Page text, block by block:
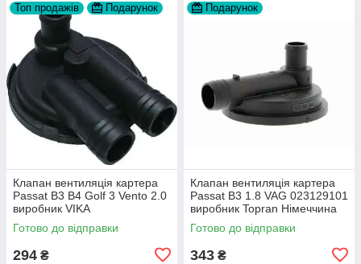
Топ продажів Подарунок
Клапан вентиляція картера
Passat B3 B4 Golf 3 Vento 2.0
виробник VIKA
Готово до відправки
294 ₴
Подарунок
Клапан вентиляція картера
Passat B3 1.8 VAG 023129101
виробник Topran Німеччина
Готово до відправки
343 ₴